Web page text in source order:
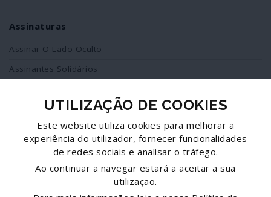
Assinaturas
Assinar O Lado Oculto
Assinantes Solidários
Redes Sociais
Siga-nos no facebook
UTILIZAÇÃO DE COOKIES
Este website utiliza cookies para melhorar a
experiência do utilizador, fornecer funcionalidades
de redes sociais e analisar o tráfego.
Ao continuar a navegar estará a aceitar a sua
utilização.